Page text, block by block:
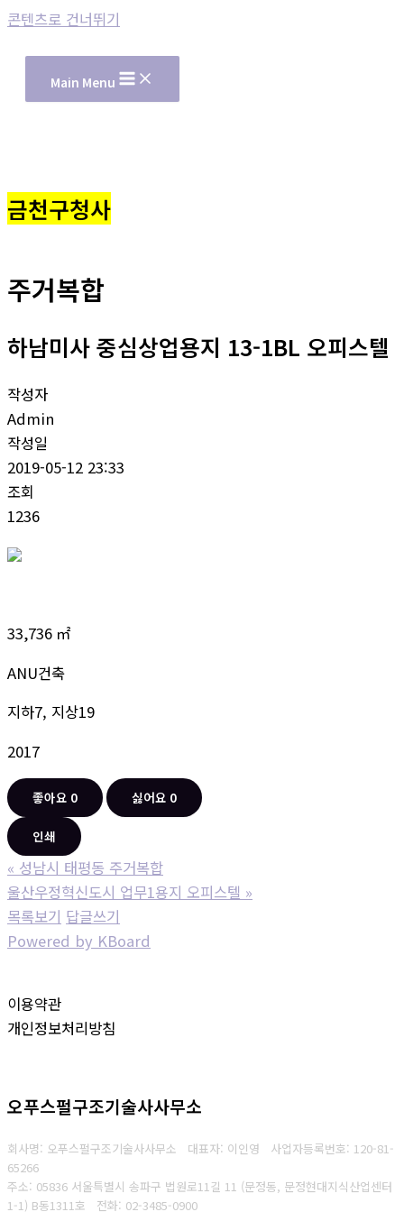
콘텐츠로 건너뛰기
Main Menu
금천구청사
주거복합
하남미사 중심상업용지 13-1BL 오피스텔
작성자
Admin
작성일
2019-05-12 23:33
조회
1236
33,736 ㎡
ANU건축
지하7, 지상19
2017
좋아요 0 싫어요 0
인쇄
« 성남시 태평동 주거복합
울산우정혁신도시 업무1용지 오피스텔 »
목록보기 답글쓰기
Powered by KBoard
이용약관
개인정보처리방침
오푸스펄구조기술사사무소
회사명: 오푸스펄구조기술사사무소 대표자: 이인영 사업자등록번호: 120-81-
65266
주소: 05836 서울특별시 송파구 법원로11길 11 (문정동, 문정현대지식산업센터
1-1) B동1311호 전화: 02-3485-0900